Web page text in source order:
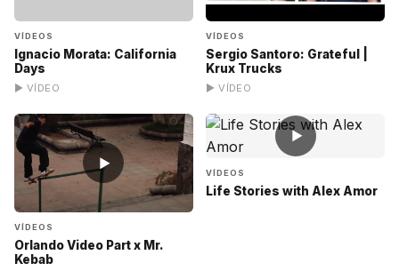
VÍDEOS
Ignacio Morata: California
Days
▶ VÍDEO
VÍDEOS
Sergio Santoro: Grateful |
Krux Trucks
▶ VÍDEO
▶
VÍDEOS
Orlando Video Part x Mr.
Kebab
▶
VÍDEOS
Life Stories with Alex Amor